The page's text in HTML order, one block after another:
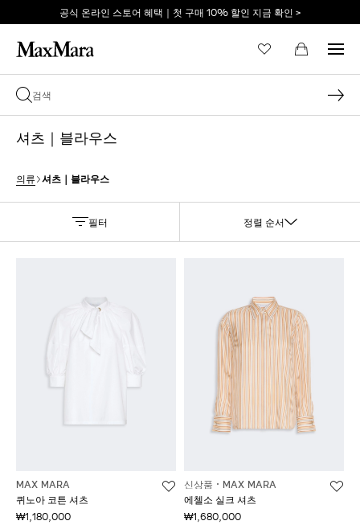
공식 온라인 스토어 혜택｜첫 구매 10% 할인 지금 확인 >
셔츠｜블라우스
의류 셔츠｜블라우스
필터 정렬 순서
MAX MARA
퀴노아 코튼 셔츠
₩1,180,000
신상품
MAX MARA
에첼소 실크 셔츠
₩1,680,000
비밀번호를 잊어버리셨습니까?
막스마라의 세계로 당신
을 초대합니다